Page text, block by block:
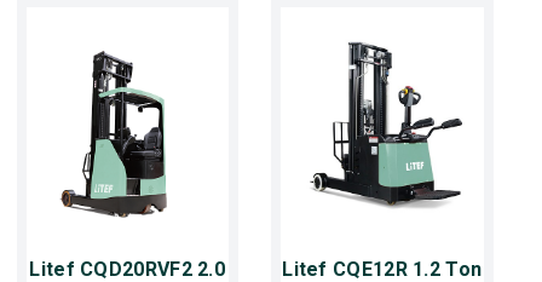
Litef CQD20RVF2 2.0
Litef CQE12R 1.2 Ton